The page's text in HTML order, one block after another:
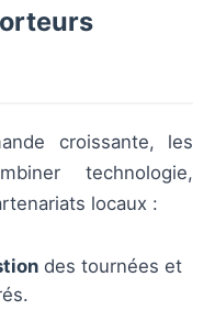
croissante, les
technologie,
locaux :
des tournées et